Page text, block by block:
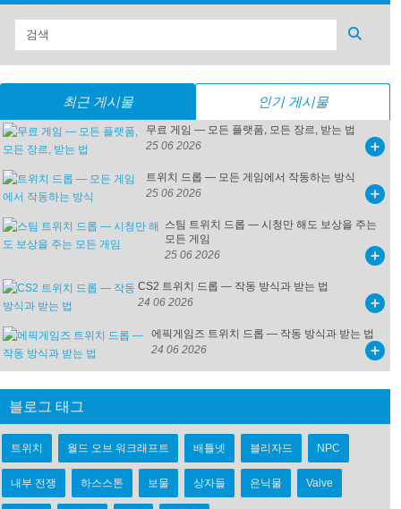
최근 게시물 인기 게시물
무료 게임 — 모든 플랫폼, 모든 장르, 받는 법
25 06 2026
트위치 드롭 — 모든 게임에서 작동하는 방식
25 06 2026
스팀 트위치 드롭 — 시청만 해도 보상을 주는
모든 게임
25 06 2026
CS2 트위치 드롭 — 작동 방식과 받는 법
24 06 2026
에픽게임즈 트위치 드롭 — 작동 방식과 받는 법
24 06 2026
블로그 태그
트위치 월드 오브 워크래프트 배틀넷 블리자드 NPC
내부 전쟁 하스스톤 보물 상자들 은닉물 Valve